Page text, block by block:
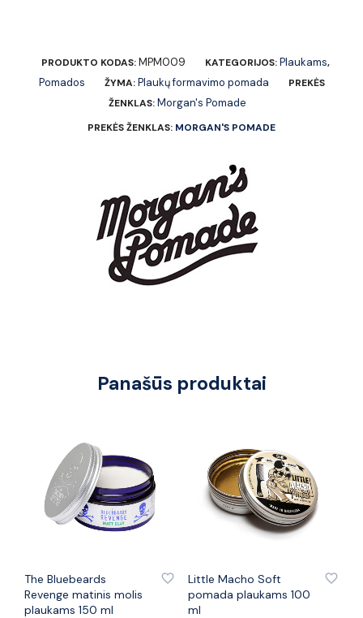
PRODUKTO KODAS:MPM009 KATEGORIJOS:Plaukams,
Pomados ŽYMA:Plaukų formavimo pomada
PREKĖS
ŽENKLAS:Morgan's Pomade
PREKĖS ŽENKLAS: MORGAN'S POMADE
Panašūs produktai
The Bluebeards
Revenge matinis molis
plaukams 150 ml
Little Macho Soft
pomada plaukams 100
ml